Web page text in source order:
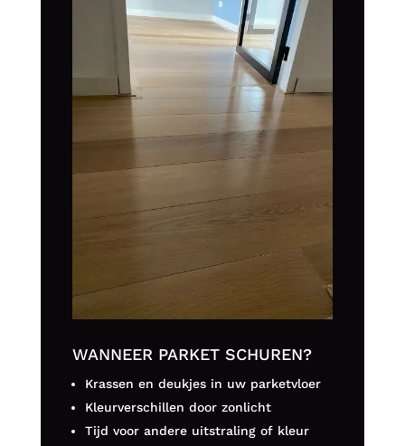
WANNEER PARKET SCHUREN?
Krassen en deukjes in uw parketvloer
Kleurverschillen door zonlicht
Tijd voor andere uitstraling of kleur